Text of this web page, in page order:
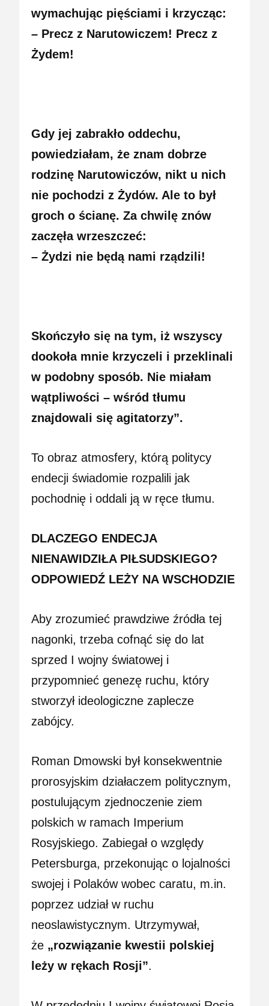
wymachując pięściami i krzycząc:
– Precz z Narutowiczem! Precz z
Żydem!
Gdy jej zabrakło oddechu,
powiedziałam, że znam dobrze
rodzinę Narutowiczów, nikt u nich
nie pochodzi z Żydów. Ale to był
groch o ścianę. Za chwilę znów
zaczęła wrzeszczeć:
– Żydzi nie będą nami rządzili!
Skończyło się na tym, iż wszyscy
dookoła mnie krzyczeli i przeklinali
w podobny sposób. Nie miałam
wątpliwości – wśród tłumu
znajdowali się agitatorzy”.
To obraz atmosfery, którą politycy
endecji świadomie rozpalili jak
pochodnię i oddali ją w ręce tłumu.
DLACZEGO ENDECJA
NIENAWIDZIŁA PIŁSUDSKIEGO?
ODPOWIEDŹ LEŻY NA WSCHODZIE
Aby zrozumieć prawdziwe źródła tej
nagonki, trzeba cofnąć się do lat
sprzed I wojny światowej i
przypomnieć genezę ruchu, który
stworzył ideologiczne zaplecze
zabójcy.
Roman Dmowski był konsekwentnie
prorosyjskim działaczem politycznym,
postulującym zjednoczenie ziem
polskich w ramach Imperium
Rosyjskiego. Zabiegał o względy
Petersburga, przekonując o lojalności
swojej i Polaków wobec caratu, m.in.
poprzez udział w ruchu
neoslawistycznym. Utrzymywał,
że „rozwiązanie kwestii polskiej
leży w rękach Rosji”.